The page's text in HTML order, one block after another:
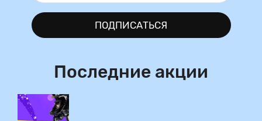
ПОДПИСАТЬСЯ
Последние акции